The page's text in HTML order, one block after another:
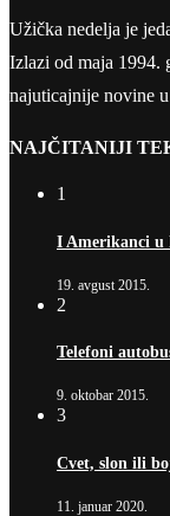
Užička nedelja je
Izlazi od maja 1994.
najuticajnije novine
NAJČITANIJI
1
I Amerikanci
19. avgust 2015.
2
Telefoni
9. oktobar 2015.
3
Cvet, slon ili
11. januar 2020.